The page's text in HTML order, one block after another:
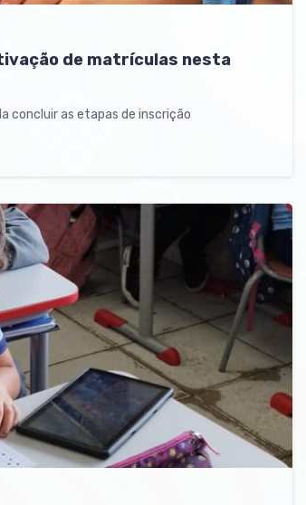
de matrículas nesta
concluir as etapas de inscrição